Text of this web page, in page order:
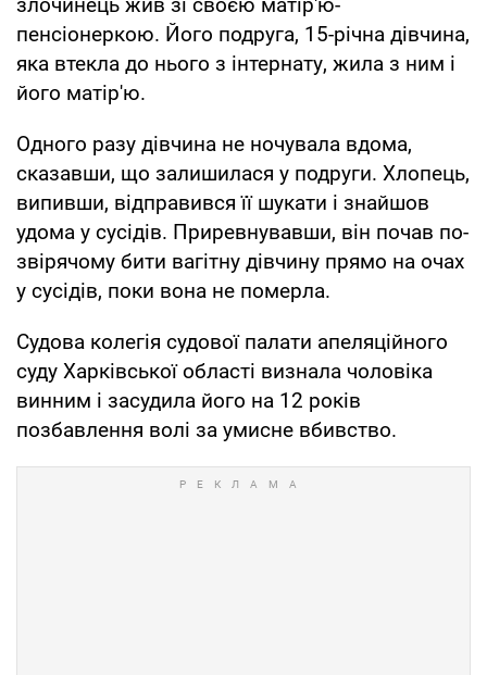
пенсіонеркою. Його подруга, 15-річна дівчина,
яка втекла до нього з інтернату, жила з ним і
його матір'ю.
Одного разу дівчина не ночувала вдома,
сказавши, що залишилася у подруги. Хлопець,
випивши, відправився її шукати і знайшов
удома у сусідів. Приревнувавши, він почав по-
звірячому бити вагітну дівчину прямо на очах
у сусідів, поки вона не померла.
Судова колегія судової палати апеляційного
суду Харківської області визнала чоловіка
винним і засудила його на 12 років
позбавлення волі за умисне вбивство.